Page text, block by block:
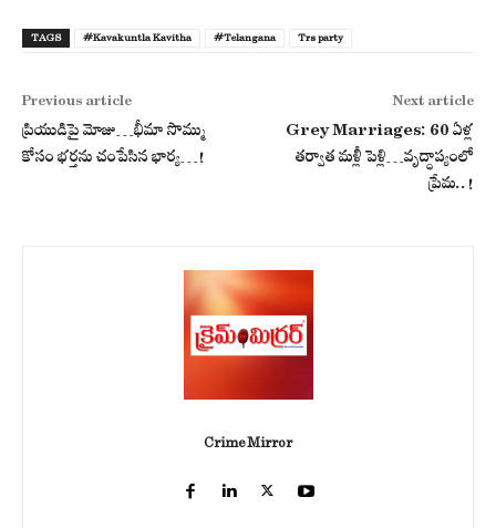
TAGS #Kavakuntla Kavitha #Telangana Trs party
Previous article
ప్రియుడిపై మోజు…భీమా సొమ్ము
కోసం భ‌ర్త‌ను చంపేసిన భార్య‌…!
Next article
Grey Marriages: 60 ఏళ్ల
తర్వాత మళ్లీ పెళ్లి…వృద్ధాప్యంలో
ప్రేమ..!
Crime Mirror